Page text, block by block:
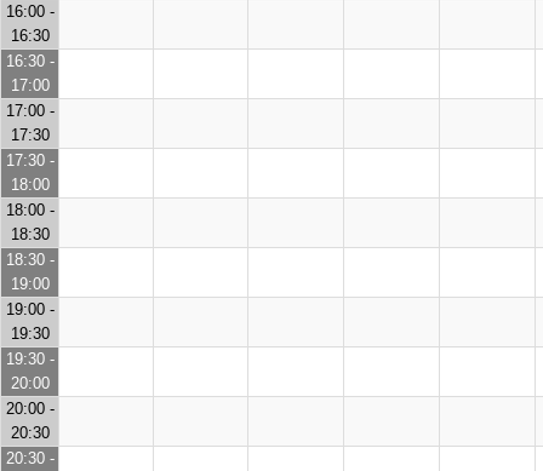
16:00 -
16:30
16:30 -
17:00
17:00 -
17:30
17:30 -
18:00
18:00 -
18:30
18:30 -
19:00
19:00 -
19:30
19:30 -
20:00
20:00 -
20:30
20:30 -